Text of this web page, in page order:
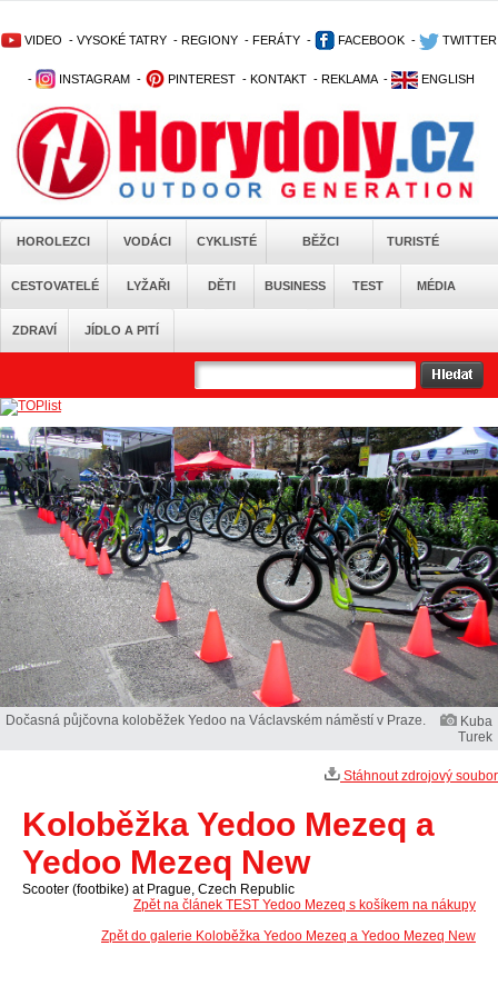
VIDEO - VYSOKÉ TATRY - REGIONY - FERÁTY - FACEBOOK - TWITTER
- INSTAGRAM - PINTEREST - KONTAKT - REKLAMA - ENGLISH
HOROLEZCI VODÁCI CYKLISTÉ BĚŽCI TURISTÉ
CESTOVATELÉ LYŽAŘI DĚTI BUSINESS TEST MÉDIA
ZDRAVÍ JÍDLO A PITÍ
Dočasná půjčovna koloběžek Yedoo na Václavském náměstí v Praze.
Kuba
Turek
Stáhnout zdrojový soubor
Koloběžka Yedoo Mezeq a
Yedoo Mezeq New
Scooter (footbike) at Prague, Czech Republic
Zpět na článek TEST Yedoo Mezeq s košíkem na nákupy
Zpět do galerie Koloběžka Yedoo Mezeq a Yedoo Mezeq New